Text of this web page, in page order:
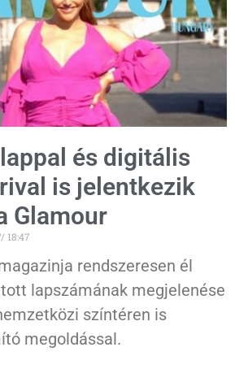
és digitális
is jelentkezik
Glamour
18:47
rendszeresen él
lapszámának megjelenése
színtéren is
megoldással.